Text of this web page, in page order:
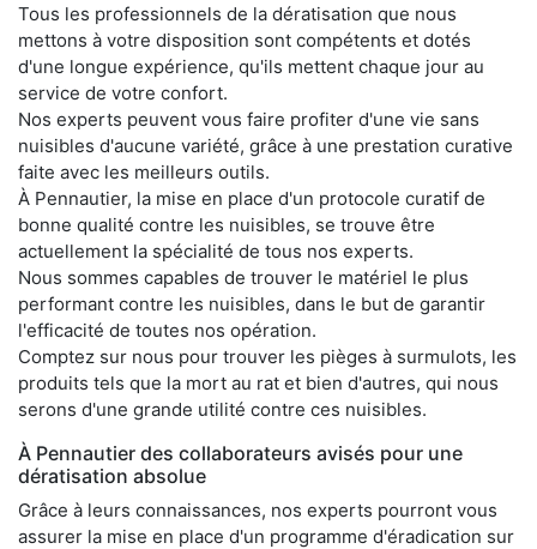
Tous les professionnels de la dératisation que nous
mettons à votre disposition sont compétents et dotés
d'une longue expérience, qu'ils mettent chaque jour au
service de votre confort.
Nos experts peuvent vous faire profiter d'une vie sans
nuisibles d'aucune variété, grâce à une prestation curative
faite avec les meilleurs outils.
À Pennautier, la mise en place d'un protocole curatif de
bonne qualité contre les nuisibles, se trouve être
actuellement la spécialité de tous nos experts.
Nous sommes capables de trouver le matériel le plus
performant contre les nuisibles, dans le but de garantir
l'efficacité de toutes nos opération.
Comptez sur nous pour trouver les pièges à surmulots, les
produits tels que la mort au rat et bien d'autres, qui nous
serons d'une grande utilité contre ces nuisibles.
À Pennautier des collaborateurs avisés pour une
dératisation absolue
Grâce à leurs connaissances, nos experts pourront vous
assurer la mise en place d'un programme d'éradication sur